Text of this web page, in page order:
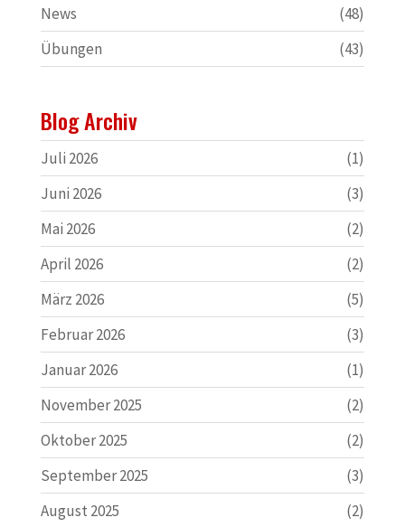
News
(48)
Übungen
(43)
Blog Archiv
Juli 2026
(1)
Juni 2026
(3)
Mai 2026
(2)
April 2026
(2)
März 2026
(5)
Februar 2026
(3)
Januar 2026
(1)
November 2025
(2)
Oktober 2025
(2)
September 2025
(3)
August 2025
(2)